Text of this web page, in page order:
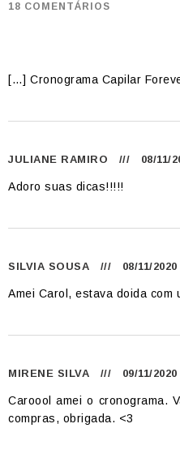
18 COMENTÁRIOS
[…] Cronograma Capilar
JULIANE RAMIRO /// 08/11/
Adoro suas dicas!!!!!
SILVIA SOUSA /// 08/11/2020
Amei Carol, estava doida com
MIRENE SILVA /// 09/11/2020
Caroool amei o cronograma.
compras, obrigada. <3